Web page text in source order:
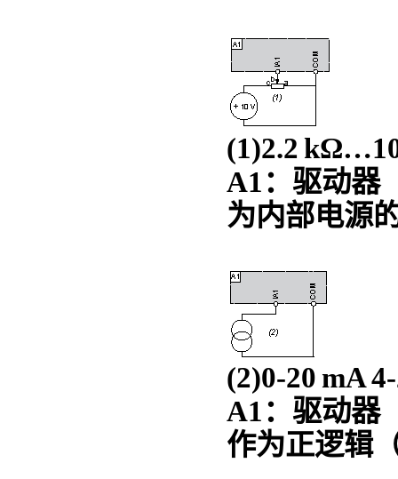
(1)2.2
A1：驱动器
为内部电源
(2)0-20 mA
A1：驱动器
作为正逻辑